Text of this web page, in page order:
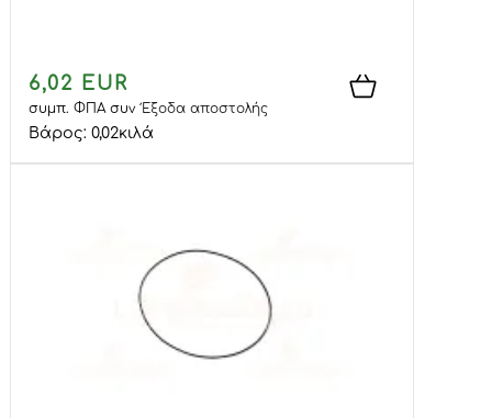
6,02 EUR
συμπ. ΦΠΑ συνΈξοδα αποστολής
Βάρος: 0,02κιλά